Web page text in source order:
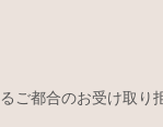
ご都合のお受け取り